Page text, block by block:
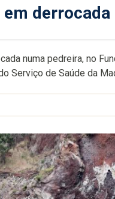
derrocada
numa pedreira, no
Serviço de Saúde da